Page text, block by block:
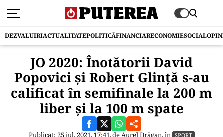
DEZVALUIRIACTUALITATEPOLITICĂFINANCIARECONOMIESOCIAL
JO 2020: Înotătorii David
Popovici și Robert Glință s-au
calificat în semifinale la 200 m
liber și la 100 m spate
Publicat: 25 iul. 2021, 17:41, deAurel Drăgan, în SPORT